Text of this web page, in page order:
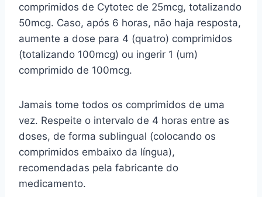
comprimidos de Cytotec de 25mcg, totalizando
50mcg. Caso, após 6 horas, não haja resposta,
aumente a dose para 4 (quatro) comprimidos
(totalizando 100mcg) ou ingerir 1 (um)
comprimido de 100mcg.
Jamais tome todos os comprimidos de uma
vez. Respeite o intervalo de 4 horas entre as
doses, de forma sublingual (colocando os
comprimidos embaixo da língua),
recomendadas pela fabricante do
medicamento.